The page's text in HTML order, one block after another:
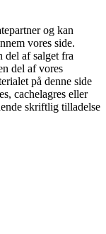
og kan
vores side.
del af salget fra
del af vores
på denne side
cachelagres eller
skriftlig tilladelse